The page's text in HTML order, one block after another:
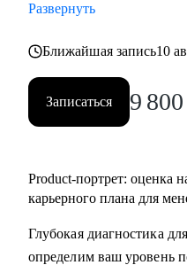
Развернуть
Ближайшая запись10
Записаться 9 800
Product‑портрет: оценка
карьерного плана для
Глубокая диагностика
определим ваш уровень